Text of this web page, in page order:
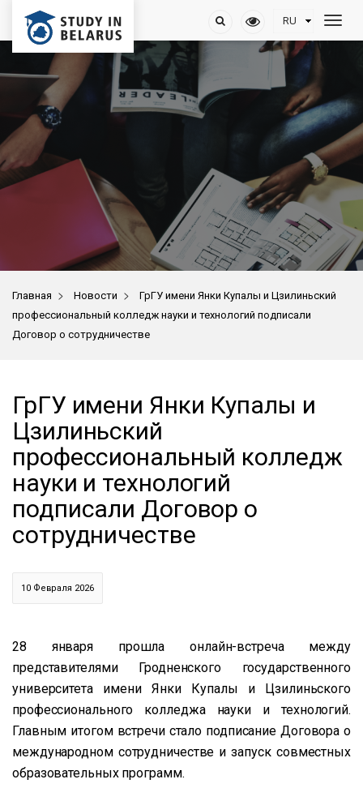
Главная > Новости >
ГрГУ имени Янки Купалы и Цзилиньский
профессиональный колледж науки и технологий подписали
Договор о сотрудничестве
ГрГУ имени Янки Купалы и
Цзилиньский
профессиональный колледж
науки и технологий
подписали Договор о
сотрудничестве
10 Февраля 2026
28 января прошла онлайн-встреча между
представителями Гродненского государственного
университета имени Янки Купалы и Цзилиньского
профессионального колледжа науки и технологий.
Главным итогом встречи стало подписание Договора о
международном сотрудничестве и запуск совместных
образовательных программ.